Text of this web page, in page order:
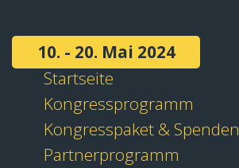
10. - 20. Mai 2024
Startseite
Kongressprogramm
Kongresspaket & Spenden
Partnerprogramm